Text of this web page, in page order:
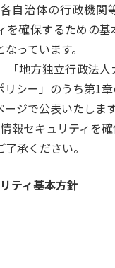
自治体の行政機関
を確保するための
っています。
「地方独立行政法
リシー」のうち第1
ジで公表いたします
報セキュリティを
承ください。
ティ基本方針